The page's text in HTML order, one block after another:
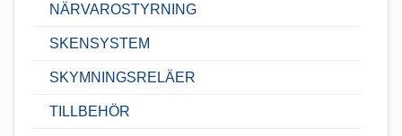
NÄRVAROSTYRNING
SKENSYSTEM
SKYMNINGSRELÄER
TILLBEHÖR